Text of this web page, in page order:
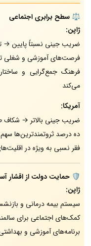
⚖️ سطح برابری اجتماعی
ژاپن:
ضریب جینی نسبتاً پایین →
فرصت‌های آموزشی و شغلی
فرهنگ جمع‌گرایی و
می‌کند
آمریکا:
ضریب جینی بالاتر → شکاف
ده درصد ثروتمندترین‌ها سهم
فقر نسبی به ویژه در
🛡️ حمایت دولت از اقشار
ژاپن:
سیستم بیمه درمانی و
کمک‌های اجتماعی برای
برنامه‌های آموزشی و